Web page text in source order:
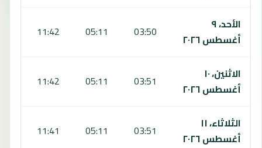
الأحد، ٩
أغسطس ٢٠٢٦
03:50
05:11
11:42
الاثنين، ١٠
أغسطس ٢٠٢٦
03:51
05:11
11:42
الثلاثاء، ١١
أغسطس ٢٠٢٦
03:51
05:11
11:41